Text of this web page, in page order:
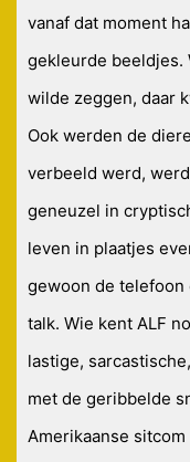
vanaf dat moment
gekleurde beeldjes.
wilde zeggen, daar
Ook werden de
verbeeld werd,
geneuzel in
leven in plaatjes
gewoon de telefoon
talk. Wie kent ALF
lastige,
met de geribbelde
Amerikaanse